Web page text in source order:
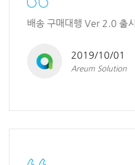
배송 구매대행 Ver 2.0 출시
2019/10/01
Areum Solution